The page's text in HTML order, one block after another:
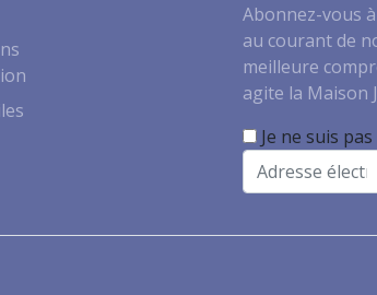
Abonnez-vous
au courant de
meilleure
agite la Maison
Je ne suis
Email